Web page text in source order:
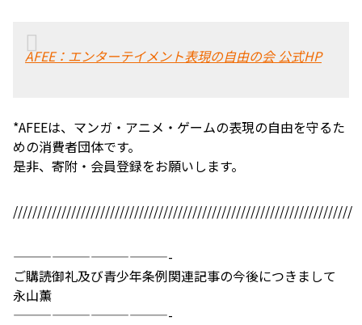
AFEE：エンターテイメント表現の自由の会 公式HP
*AFEEは、マンガ・アニメ・ゲームの表現の自由を守るた
めの消費者団体です。
是非、寄附・会員登録をお願いします。
//////////////////////////////////////////////////////////////////////
————————————-
ご購読御礼及び青少年条例関連記事の今後につきまして
永山薫
————————————-